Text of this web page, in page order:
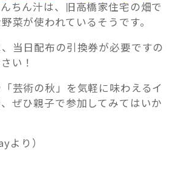
ちん汁は、旧高橋家住宅の畑で
菜が使われているそうです。
当日配布の引換券が必要ですの
い！
「芸術の秋」を気軽に味わえるイ
ぜひ親子で参加してみてはいか
より）